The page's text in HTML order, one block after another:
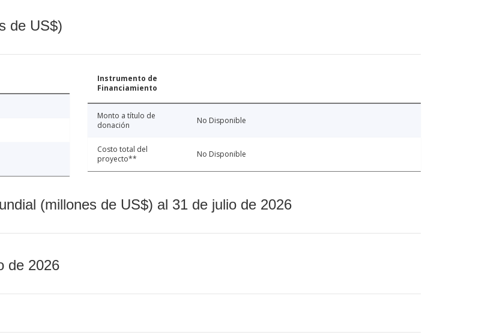
de US$)
Instrumento de
Financiamiento
Monto a título de
donación
No Disponible
Costo total del
proyecto**
No Disponible
(millones de US$) al 31 de julio de 2026
de 2026